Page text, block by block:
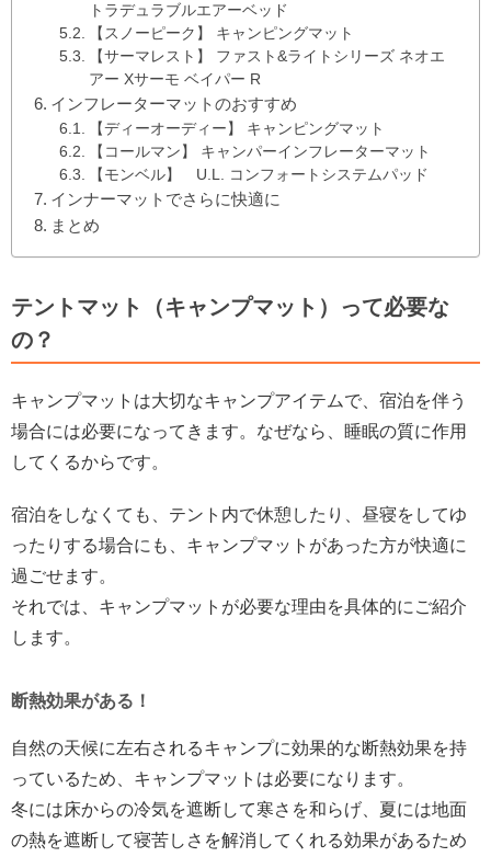
トラデュラブルエアーベッド
【スノーピーク】 キャンピングマット
【サーマレスト】 ファスト&ライトシリーズ ネオエ
アー Xサーモ ベイパー R
インフレーターマットのおすすめ
【ディーオーディー】 キャンピングマット
【コールマン】 キャンパーインフレーターマット
【モンベル】 U.L. コンフォートシステムパッド
インナーマットでさらに快適に
まとめ
テントマット（キャンプマット）って必要な
の？
キャンプマットは大切なキャンプアイテムで、宿泊を伴う
場合には必要になってきます。なぜなら、睡眠の質に作用
してくるからです。
宿泊をしなくても、テント内で休憩したり、昼寝をしてゆ
ったりする場合にも、キャンプマットがあった方が快適に
過ごせます。
それでは、キャンプマットが必要な理由を具体的にご紹介
します。
断熱効果がある！
自然の天候に左右されるキャンプに効果的な断熱効果を持
っているため、キャンプマットは必要になります。
冬には床からの冷気を遮断して寒さを和らげ、夏には地面
の熱を遮断して寝苦しさを解消してくれる効果があるため